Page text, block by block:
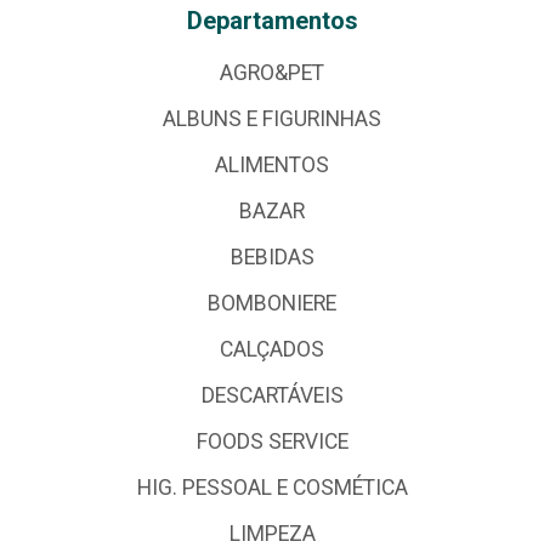
Departamentos
AGRO&PET
ALBUNS E FIGURINHAS
ALIMENTOS
BAZAR
BEBIDAS
BOMBONIERE
CALÇADOS
DESCARTÁVEIS
FOODS SERVICE
HIG. PESSOAL E COSMÉTICA
LIMPEZA